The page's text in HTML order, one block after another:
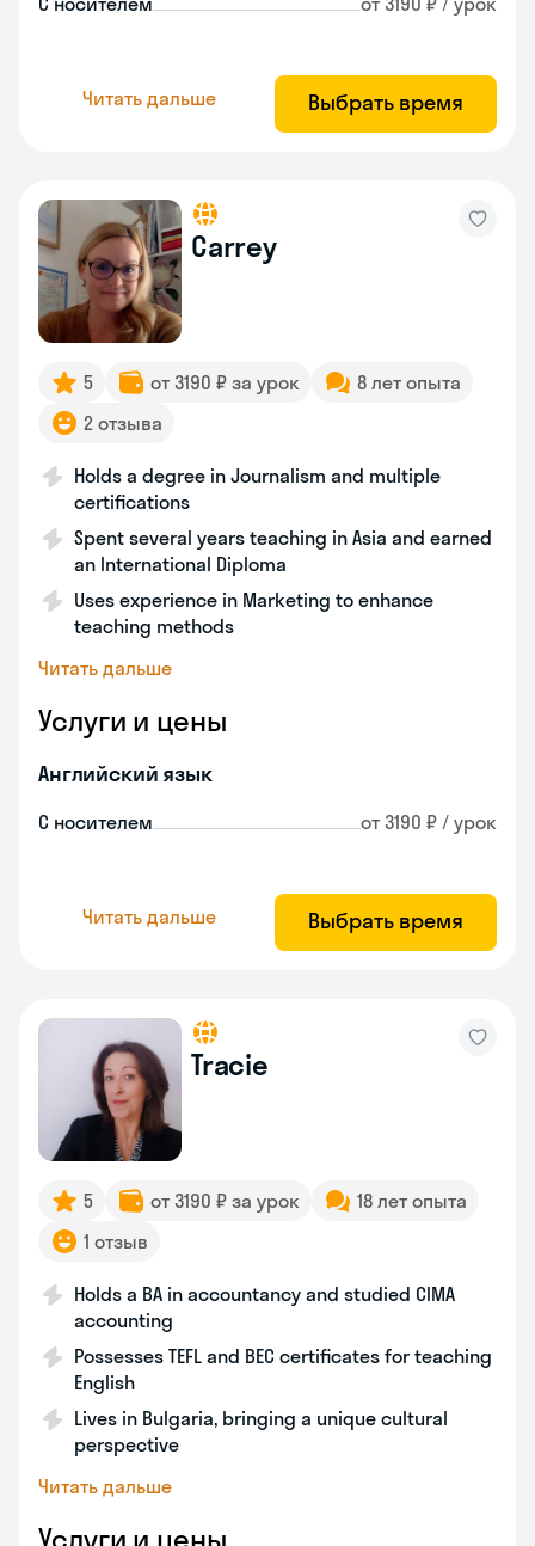
Читать дальше Выбрать время
Carrey
5 от 3190 ₽ за урок
8 лет опыта
2 отзыва
Holds a degree in Journalism and multiple
certifications
Spent several years teaching in Asia and earned
an International Diploma
Uses experience in Marketing to enhance
teaching methods
Читать дальше
Услуги и цены
Английский язык
С носителем от 3190 ₽ / урок
Читать дальше Выбрать время
Tracie
5 от 3190 ₽ за урок
18 лет опыта
1 отзыв
Holds a BA in accountancy and studied CIMA
accounting
Possesses TEFL and BEC certificates for teaching
English
Lives in Bulgaria, bringing a unique cultural
perspective
Читать дальше
Услуги и цены